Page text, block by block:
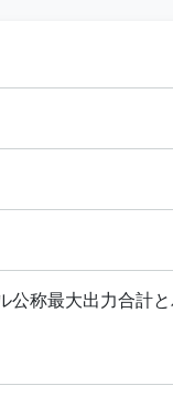
公称最大出力合計